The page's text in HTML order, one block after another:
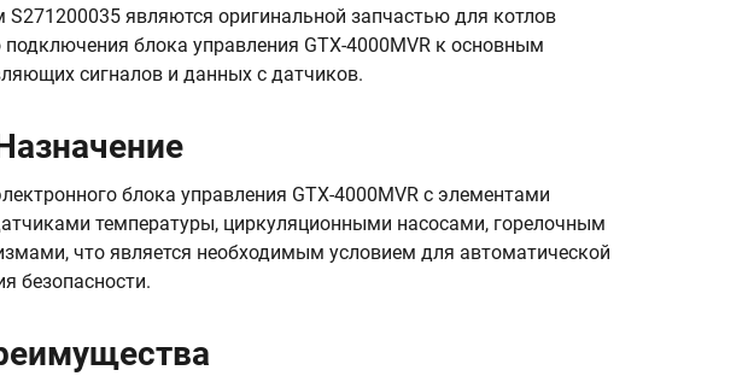
являются оригинальной запчастью для котлов
блока управления GTX-4000MVR к основным
сигналов и данных с датчиков.
блока управления GTX-4000MVR с элементами
температуры, циркуляционными насосами, горелочным
что является необходимым условием для автоматической
безопасности.